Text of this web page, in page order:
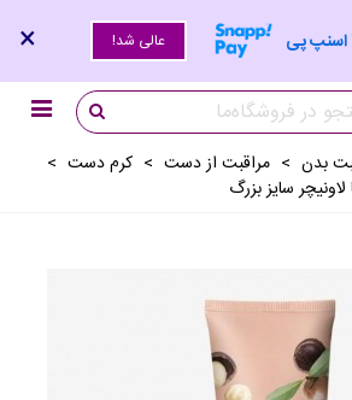
اسنپ پی عالی شد! ×
بدن > مراقبت از دست > کرم دست >
سایز بزرگ